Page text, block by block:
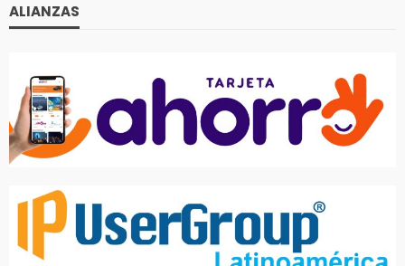
ALIANZAS